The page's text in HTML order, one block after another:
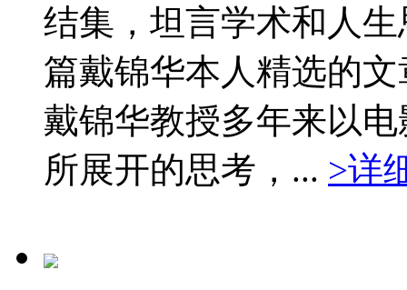
结集，坦言学术和人
篇戴锦华本人精选的
戴锦华教授多年来以
所展开的思考，... >详